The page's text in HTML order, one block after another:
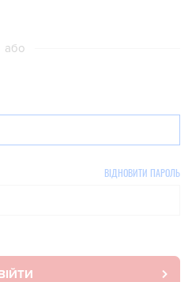
або
ВІДНОВИТИ ПАРОЛЬ